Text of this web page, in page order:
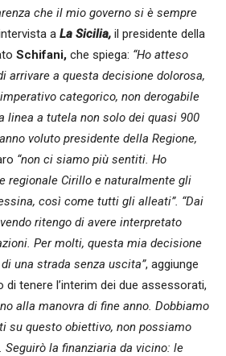
che il mio governo si è sempre
a La Sicilia, il presidente della
Schifani, che spiega: “Ho atteso
arrivare a questa decisione dolorosa,
categorico, non derogabile
linea a tutela non solo dei quasi 900
voluto presidente della Regione,
“non ci siamo più sentiti. Ho
regionale Cirillo e naturalmente gli
così come tutti gli alleati”. “Dai
ritengo di avere interpretato
Per molti, questa mia decisione
una strada senza uscita”, aggiunge
di tenere l’interim dei due assessorati,
alla manovra di fine anno. Dobbiamo
su questo obiettivo, non possiamo
la finanziaria da vicino: le